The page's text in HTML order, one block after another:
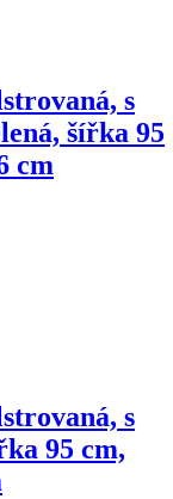
s
šířka 95
cm
s
95 cm,